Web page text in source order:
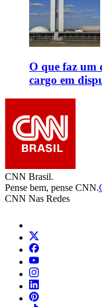
O que faz um
cargo em
CNN Brasil.
Pense bem, pense CNN.
CNN Nas Redes